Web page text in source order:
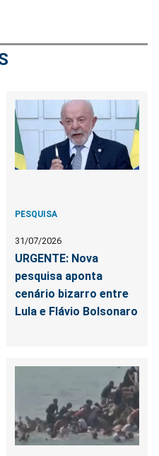
PESQUISA
31/07/2026
URGENTE: Nova
pesquisa aponta
cenário bizarro entre
Lula e Flávio Bolsonaro